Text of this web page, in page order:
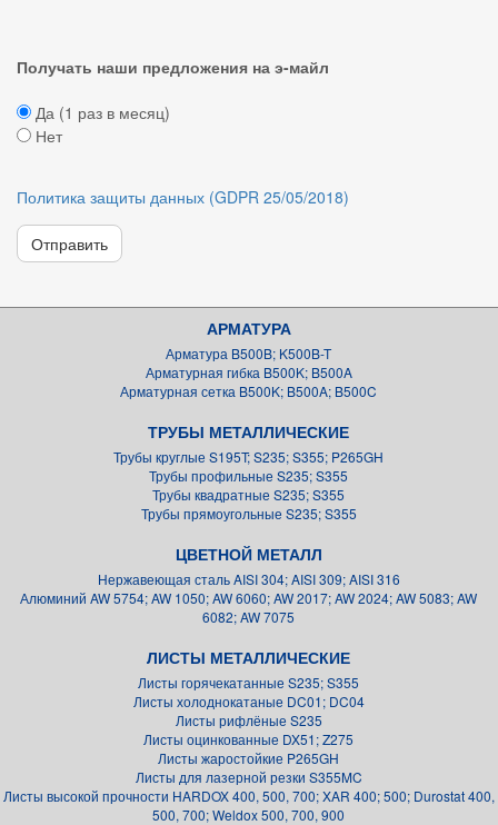
Получать наши предложения на э-майл
Да (1 раз в месяц)
Нет
Политика защиты данных (GDPR 25/05/2018)
Отправить
АРМАТУРА
Арматура B500B; K500B-T
Арматурная гибка B500K; B500A
Арматурная сетка B500K; B500A; B500C
ТРУБЫ МЕТАЛЛИЧЕСКИЕ
Трубы круглые S195T; S235; S355; P265GH
Трубы профильные S235; S355
Трубы квадратные S235; S355
Трубы прямоугольные S235; S355
ЦВЕТНОЙ МЕТАЛЛ
Нержавеющая сталь AISI 304; AISI 309; AISI 316
Алюминий AW 5754; AW 1050; AW 6060; AW 2017; AW 2024; AW 5083; AW
6082; AW 7075
ЛИСТЫ МЕТАЛЛИЧЕСКИЕ
Листы горячекатанные S235; S355
Листы холоднокатаные DC01; DC04
Листы рифлёные S235
Листы оцинкованные DX51; Z275
Листы жаростойкие P265GH
Листы для лазерной резки S355MC
Листы высокой прочности HARDOX 400, 500, 700; XAR 400; 500; Durostat 400,
500, 700; Weldox 500, 700, 900